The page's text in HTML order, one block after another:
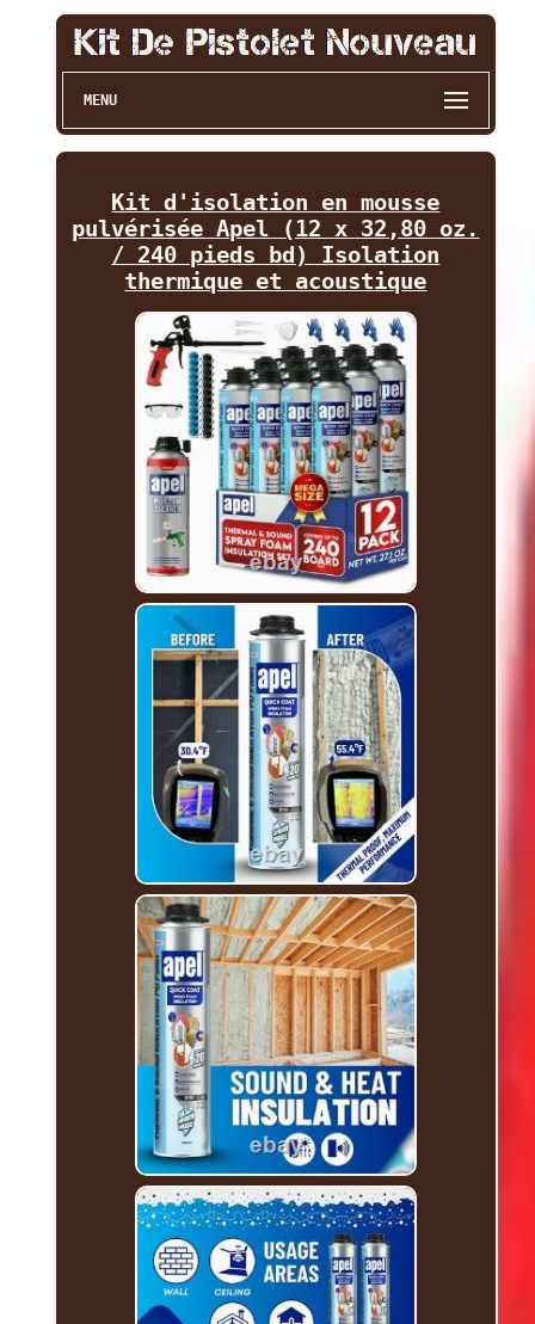
MENU
Kit d'isolation en mousse
pulvérisée Apel (12 x 32,80 oz.
/ 240 pieds bd) Isolation
thermique et acoustique